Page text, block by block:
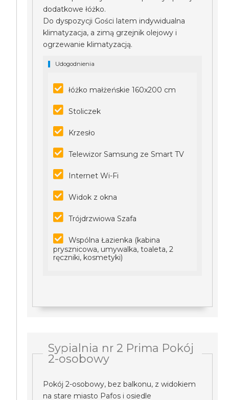
dodatkowe łóżko.
Do dyspozycji Gości latem indywidualna
klimatyzacja, a zimą grzejnik olejowy i
ogrzewanie klimatyzacją.
Udogodnienia
łóżko małżeńskie 160x200 cm
Stoliczek
Krzesło
Telewizor Samsung ze Smart TV
Internet Wi-Fi
Widok z okna
Trójdrzwiowa Szafa
Wspólna Łazienka (kabina
prysznicowa, umywalka, toaleta, 2
ręczniki, kosmetyki)
Sypialnia nr 2 Prima Pokój
2-osobowy
Pokój 2-osobowy, bez balkonu, z widokiem
na stare miasto Pafos i osiedle